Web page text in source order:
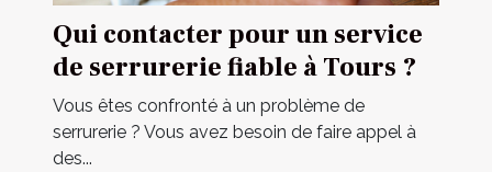
Qui contacter pour un service
de serrurerie fiable à Tours ?
Vous êtes confronté à un problème de
serrurerie ? Vous avez besoin de faire appel à
des...